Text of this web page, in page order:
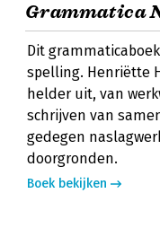
Grammatica
Dit
spelling. Henriëtte
helder uit, van
schrijven van
gedegen
doorgronden.
Boek bekijken